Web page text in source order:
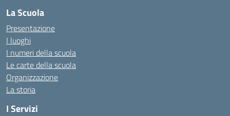
La Scuola
Presentazione
I luoghi
I numeri della scuola
Le carte della scuola
Organizzazione
La storia
I Servizi